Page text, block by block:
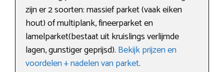
zijn er 2 soorten: massief parket (vaak eiken
hout) of multiplank, fineerparket en
lamelparket(bestaat uit kruislings verlijmde
lagen, gunstiger geprijsd). Bekijk prijzen en
voordelen + nadelen van parket.